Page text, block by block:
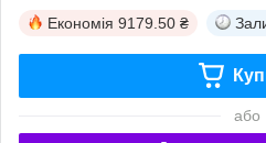
Економія 9179.50 ₴
або